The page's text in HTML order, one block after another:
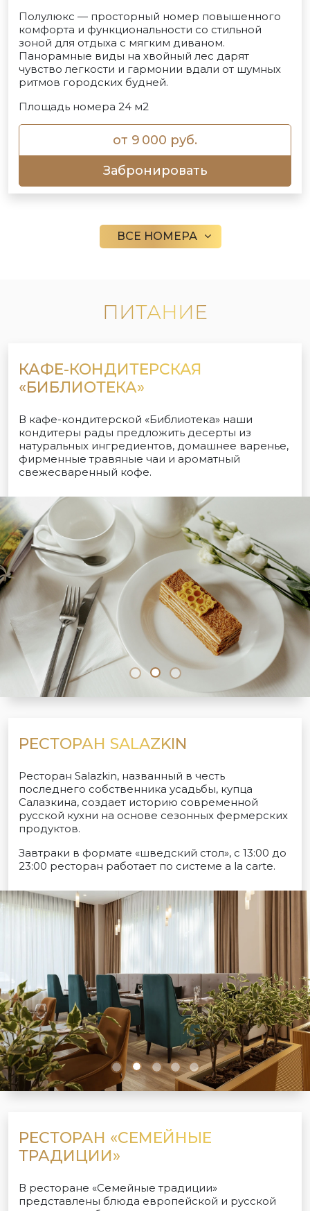
Полулюкс — просторный номер повышенного
комфорта и функциональности со стильной
зоной для отдыха с мягким диваном.
Панорамные виды на хвойный лес дарят
чувство легкости и гармонии вдали от шумных
ритмов городских будней.
Площадь номера 24 м2
от 9 000 руб.
Забронировать
ВСЕ НОМЕРА
ПИТАНИЕ
КАФЕ-КОНДИТЕРСКАЯ
«БИБЛИОТЕКА»
В кафе-кондитерской «Библиотека» наши
кондитеры рады предложить десерты из
натуральных ингредиентов, домашнее варенье,
фирменные травяные чаи и ароматный
свежесваренный кофе.
РЕСТОРАН SALAZKIN
Ресторан Salazkin, названный в честь
последнего собственника усадьбы, купца
Салазкина, создает историю современной
русской кухни на основе сезонных фермерских
продуктов.
Завтраки в формате «шведский стол», с 13:00 до
23:00 ресторан работает по системе a la carte.
РЕСТОРАН «СЕМЕЙНЫЕ
ТРАДИЦИИ»
В ресторане «Семейные традиции»
представлены блюда европейской и русской